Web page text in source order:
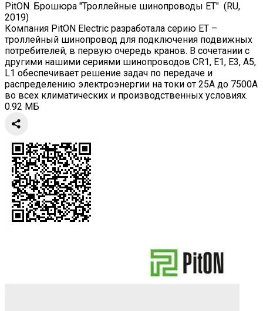
PitON. Брошюра "Троллейные шинопроводы ET" (RU,
2019)
Компания PitON Electric разработала серию ET –
троллейный шинопровод для подключения подвижных
потребителей, в первую очередь кранов. В сочетании с
другими нашими сериями шинопроводов СR1, Е1, Е3, А5,
L1 обеспечивает решение задач по передаче и
распределению электроэнергии на токи от 25А до 7500А
во всех климатических и производственных условиях.
0.92 МБ